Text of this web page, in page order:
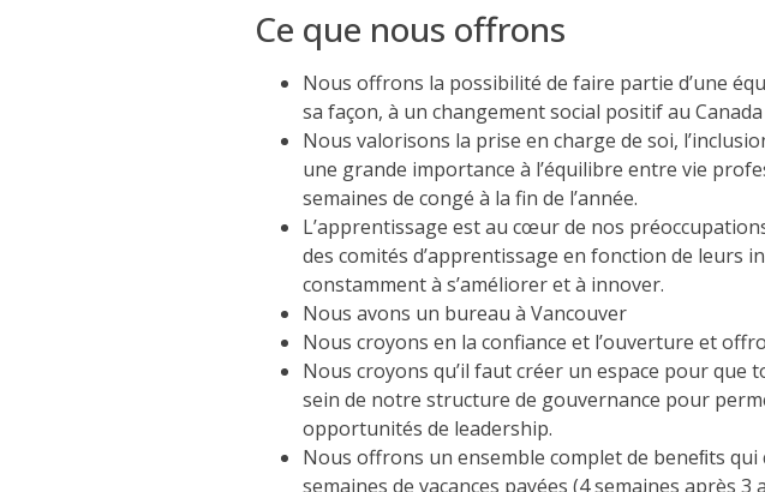
Ce que nous offrons
Nous offrons la possibilité de faire partie d’une
sa façon, à un changement social positif au
Nous valorisons la prise en charge de soi,
une grande importance à l’équilibre entre vie
semaines de congé à la fin de l’année.
L’apprentissage est au cœur de nos
des comités d’apprentissage en fonction de leurs
constamment à s’améliorer et à innover.
Nous avons un bureau à Vancouver
Nous croyons en la confiance et l’ouverture et
Nous croyons qu’il faut créer un espace pour
sein de notre structure de gouvernance pour
opportunités de leadership.
Nous offrons un ensemble complet de beneﬁts
semaines de vacances payées (4 semaines après